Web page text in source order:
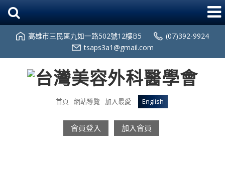
高雄市三民區九如一路502號12樓B5
(07)392-9924
tsaps3a1@gmail.com
首頁 網站導覽 加入最愛 English
會員登入 加入會員